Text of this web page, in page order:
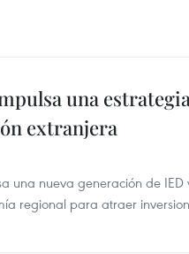
una
extranjera
una nueva generación de
regional para atraer